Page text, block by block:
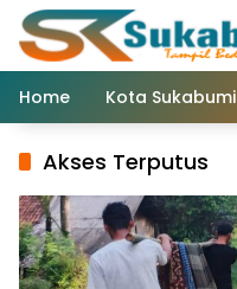
Langsung
konten
Home
Kota Sukabumi
Akses Terputus